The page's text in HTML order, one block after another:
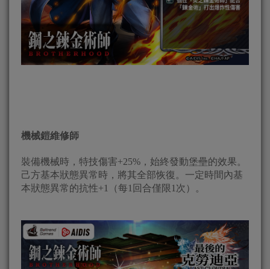
機械鎧維修師
裝備機械時，特技傷害+25%，始終發動堡壘的效果。
己方基本狀態異常時，將其全部恢復。一定時間內基
本狀態異常的抗性+1（每1回合僅限1次）。